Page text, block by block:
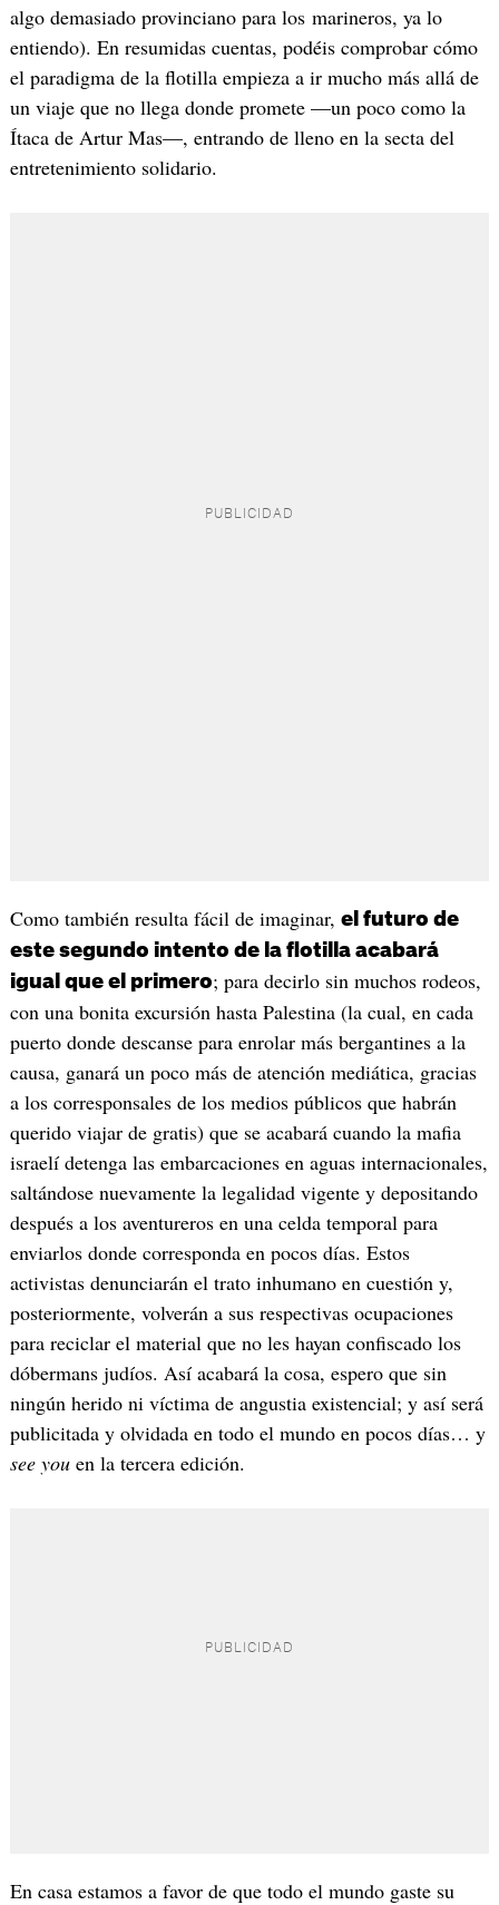
algo demasiado provinciano para los marineros, ya lo
entiendo). En resumidas cuentas, podéis comprobar cómo
el paradigma de la flotilla empieza a ir mucho más allá de
un viaje que no llega donde promete —un poco como la
Ítaca de Artur Mas—, entrando de lleno en la secta del
entretenimiento solidario.
Como también resulta fácil de imaginar, el futuro de
este segundo intento de la flotilla acabará
igual que el primero; para decirlo sin muchos rodeos,
con una bonita excursión hasta Palestina (la cual, en cada
puerto donde descanse para enrolar más bergantines a la
causa, ganará un poco más de atención mediática, gracias
a los corresponsales de los medios públicos que habrán
querido viajar de gratis) que se acabará cuando la mafia
israelí detenga las embarcaciones en aguas internacionales,
saltándose nuevamente la legalidad vigente y depositando
después a los aventureros en una celda temporal para
enviarlos donde corresponda en pocos días. Estos
activistas denunciarán el trato inhumano en cuestión y,
posteriormente, volverán a sus respectivas ocupaciones
para reciclar el material que no les hayan confiscado los
dóbermans judíos. Así acabará la cosa, espero que sin
ningún herido ni víctima de angustia existencial; y así será
publicitada y olvidada en todo el mundo en pocos días… y
see youen la tercera edición.
En casa estamos a favor de que todo el mundo gaste su